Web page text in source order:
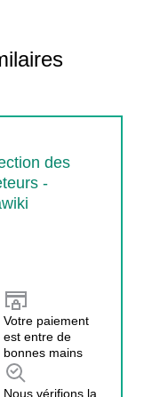
des
-
Votre paiement
est entre de
bonnes mains
Nous vérifions la